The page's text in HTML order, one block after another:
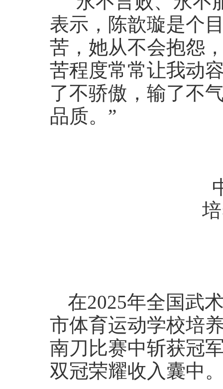
表示，陈歆璇是个
苦，她从不会抱怨
苦程度常常让我动
了不骄傲，输了不
品质。”
在2025年全国武
市体育运动学校培
南刀比赛中斩获冠
双冠荣耀收入囊中